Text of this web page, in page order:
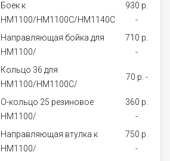
Боек к
HM1100/HM1100C/HM1140C
930 p.
-
Направляющая бойка для
HM1100/
710 p.
-
Кольцо 36 для
HM1100/HM1100C/
70 p. -
О-кольцо 25 резиновое
HM1100/
360 p.
-
Направляющая втулка к
HM1100/
750 p.
-